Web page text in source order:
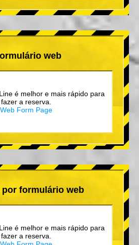
web
é melhor e mais rápido para
fazer a reserva.
Web Form Page
formulário web
é melhor e mais rápido para
fazer a reserva.